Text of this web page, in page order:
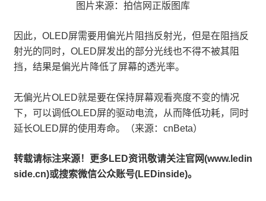
图片来源：拍信网正版图库
因此，OLED屏需要用偏光片阻挡反射光，但是在阻挡反
射光的同时，OLED屏发出的部分光线也不得不被其阻
挡，结果是偏光片降低了屏幕的透光率。
无偏光片OLED就是要在保持屏幕观看亮度不变的情况
下，可以调低OLED屏的驱动电流，从而降低功耗，同时
延长OLED屏的使用寿命。（来源：cnBeta）
转载请标注来源！更多LED资讯敬请关注官网(www.ledin
side.cn)或搜索微信公众账号(LEDinside)。